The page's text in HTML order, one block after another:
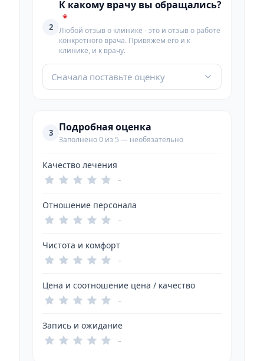
2
К какому врачу вы обращались?
*
Любой отзыв о клинике - это и отзыв о работе
конкретного врача. Привяжем его и к
клинике, и к врачу.
Сначала поставьте оценку
3 Подробная оценка
Заполнено 0 из 5 — необязательно
Качество лечения
–
Отношение персонала
–
Чистота и комфорт
–
Цена и соотношение цена / качество
–
Запись и ожидание
–